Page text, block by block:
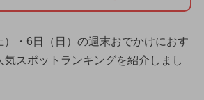
・6日（日）の週末おでかけにおす
気スポットランキングを紹介しまし